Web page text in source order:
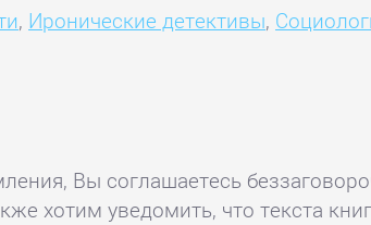
, Иронические детективы,
Вы соглашаетесь
хотим уведомить, что текста